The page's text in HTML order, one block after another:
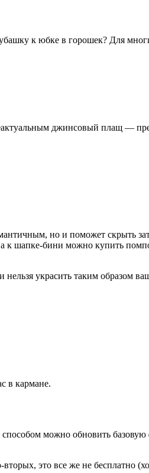
к юбке в горошек? Для
джинсовый плащ —
но и поможет скрыть
к шапке-бини можно купить
украсить таким образом
в кармане.
можно обновить
это все же не бесплатно